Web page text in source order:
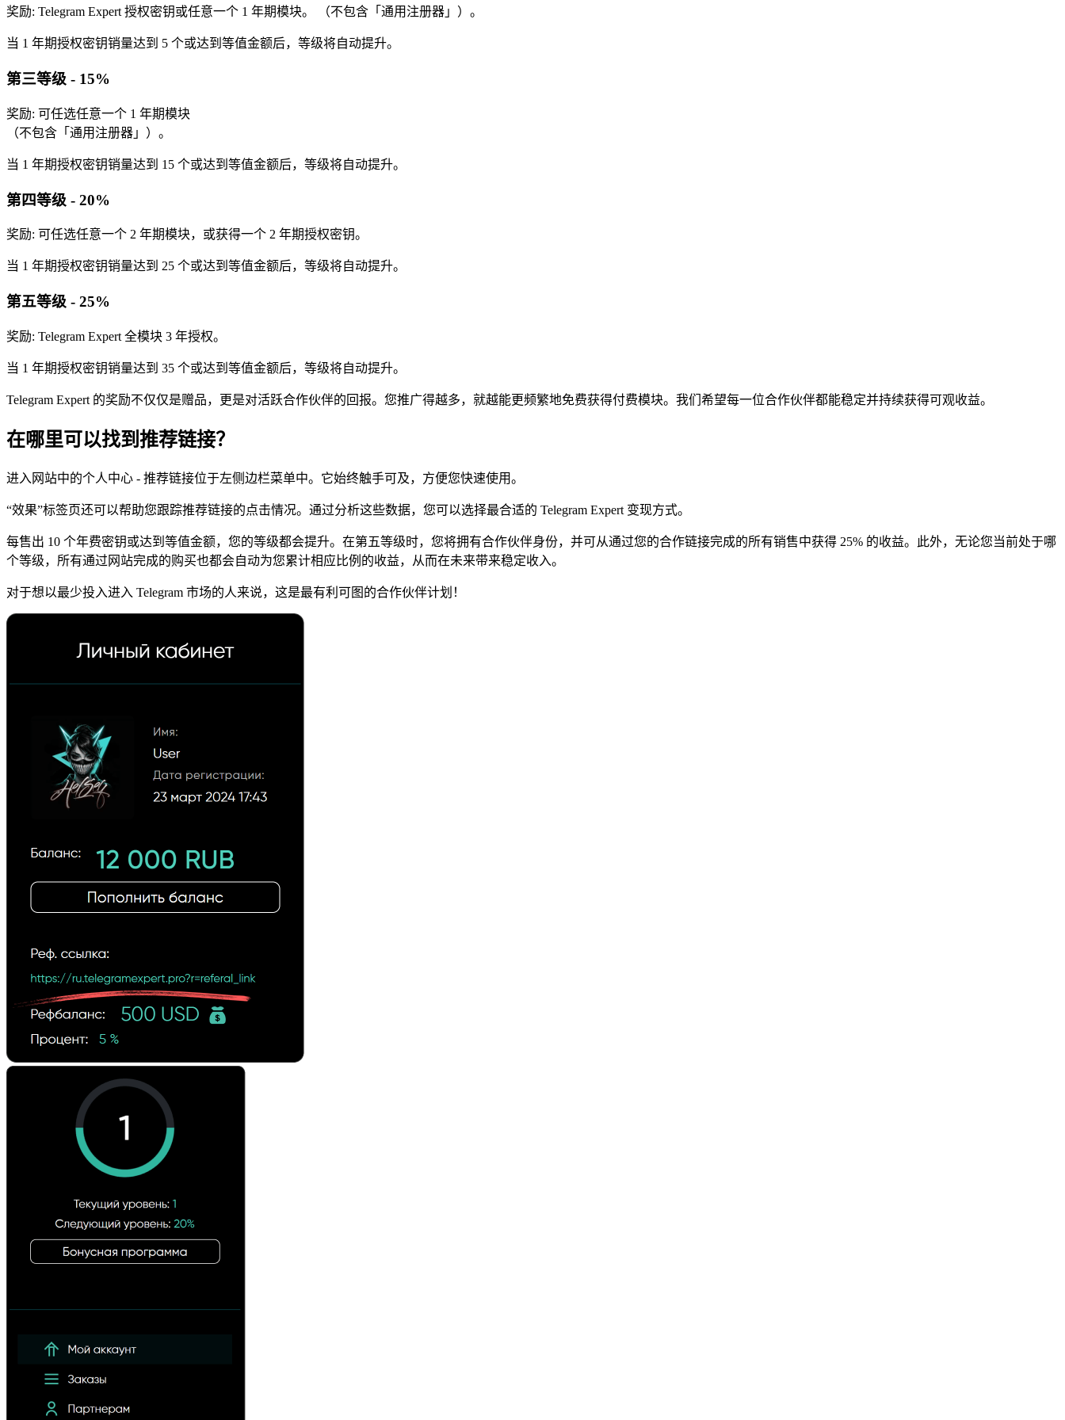
奖励: Telegram Expert 授权密钥或任意一个 1 年期模块。 （不包含「通用注册器」）。
当 1 年期授权密钥销量达到 5 个或达到等值金额后，等级将自动提升。
第三等级 - 15%
奖励: 可任选任意一个 1 年期模块
（不包含「通用注册器」）。
当 1 年期授权密钥销量达到 15 个或达到等值金额后，等级将自动提升。
第四等级 - 20%
奖励: 可任选任意一个 2 年期模块，或获得一个 2 年期授权密钥。
当 1 年期授权密钥销量达到 25 个或达到等值金额后，等级将自动提升。
第五等级 - 25%
奖励: Telegram Expert 全模块 3 年授权。
当 1 年期授权密钥销量达到 35 个或达到等值金额后，等级将自动提升。
Telegram Expert 的奖励不仅仅是赠品，更是对活跃合作伙伴的回报。您推广得越多，就越能更频繁地免费获得付费模块。我们希望每一位合作伙伴都能稳定并持续获得可观收益。
在哪里可以找到推荐链接？
进入网站中的个人中心 - 推荐链接位于左侧边栏菜单中。它始终触手可及，方便您快速使用。
“效果”标签页还可以帮助您跟踪推荐链接的点击情况。通过分析这些数据，您可以选择最合适的 Telegram Expert 变现方式。
每售出 10 个年费密钥或达到等值金额，您的等级都会提升。在第五等级时，您将拥有合作伙伴身份，并可从通过您的合作链接完成的所有销售中获得 25% 的收益。此外，无论您当前处于哪
个等级，所有通过网站完成的购买也都会自动为您累计相应比例的收益，从而在未来带来稳定收入。
对于想以最少投入进入 Telegram 市场的人来说，这是最有利可图的合作伙伴计划！